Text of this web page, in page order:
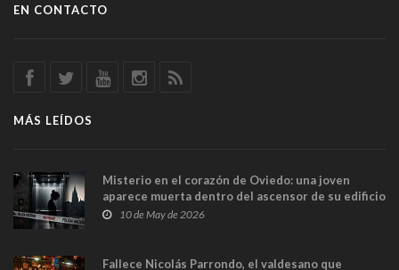
EN CONTACTO
MÁS LEÍDOS
Misterio en el corazón de Oviedo: una joven
aparece muerta dentro del ascensor de su edificio
y las cámaras captan sus últimos minutos
10 de May de 2026
Fallece Nicolás Parrondo, el valdesano que